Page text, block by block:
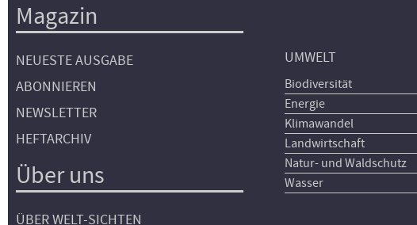
Magazin
NEUESTE AUSGABE
ABONNIEREN
NEWSLETTER
HEFTARCHIV
Über uns
ÜBER WELT-SICHTEN
UMWELT
Biodiversität
Energie
Klimawandel
Landwirtschaft
Natur- und Waldschutz
Wasser